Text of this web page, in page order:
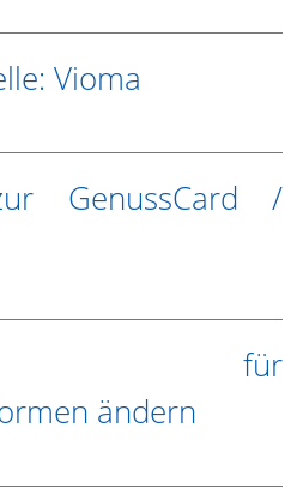
Vioma
GenussCard /
für
ändern